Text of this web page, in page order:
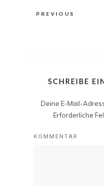
PREVIOUS
SCHREIBE
Deine E-Mail-
Erforderliche
KOMMENTAR